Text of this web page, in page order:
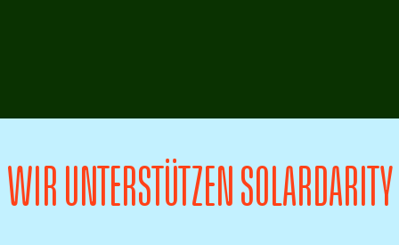
WIR UNTERSTÜTZEN SOLARDARITY